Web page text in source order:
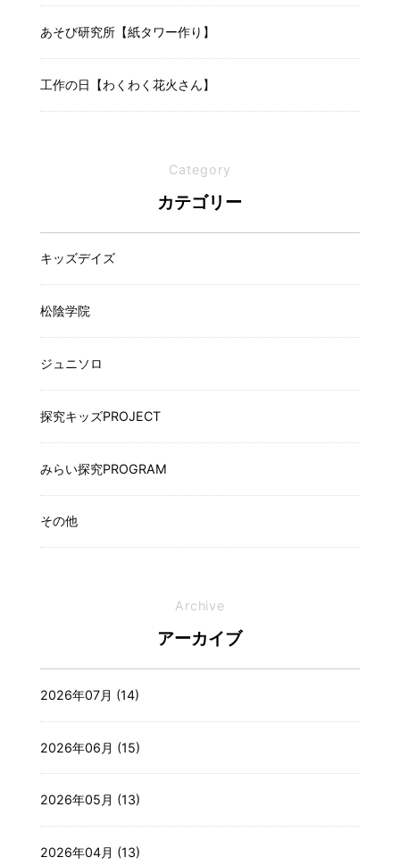
あそび研究所【紙タワー作り】
工作の日【わくわく花火さん】
Category
カテゴリー
キッズデイズ
松陰学院
ジュニソロ
探究キッズPROJECT
みらい探究PROGRAM
その他
Archive
アーカイブ
2026年07月 (14)
2026年06月 (15)
2026年05月 (13)
2026年04月 (13)